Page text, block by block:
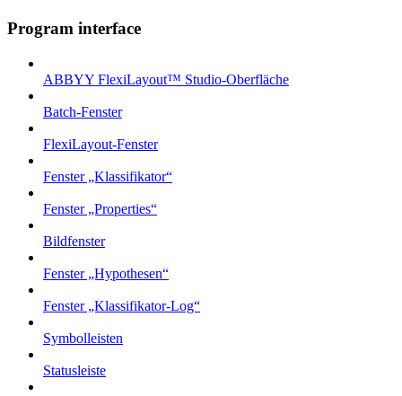
Program interface
ABBYY FlexiLayout™ Studio-Oberfläche
Batch-Fenster
FlexiLayout-Fenster
Fenster „Klassifikator“
Fenster „Properties“
Bildfenster
Fenster „Hypothesen“
Fenster „Klassifikator-Log“
Symbolleisten
Statusleiste